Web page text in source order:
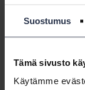
Suostumus
Tämä sivusto
Käytämme